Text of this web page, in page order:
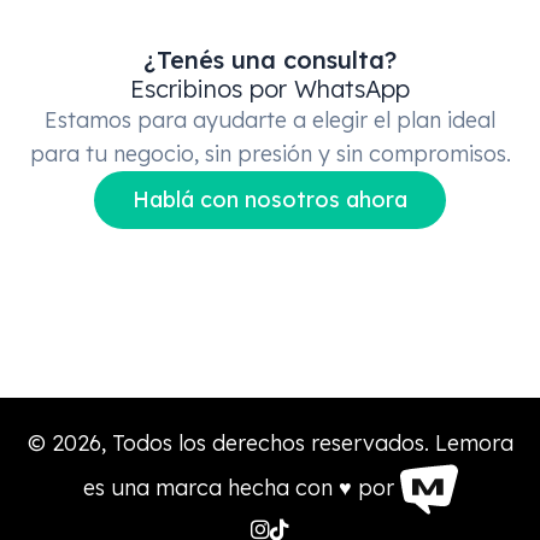
¿Tenés una consulta?
Escribinos por WhatsApp
Estamos para ayudarte a elegir el plan ideal
para tu negocio, sin presión y sin compromisos.
Hablá con nosotros ahora
© 2026, Todos los derechos reservados. Lemora
es una marca hecha con ♥️ por